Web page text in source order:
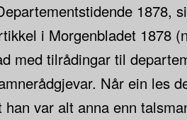
1878,
i Morgenbladet 1878
med tilrådingar til
Når ein les
han var alt anna enn